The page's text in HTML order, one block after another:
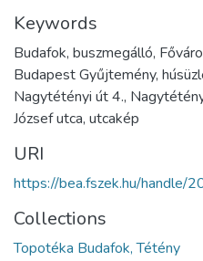
Keywords
Budafok, buszmegálló,
Budapest Gyűjtemény,
Nagytétényi út 4.,
József utca, utcakép
URI
https://bea.fszek.hu/
Collections
Topotéka Budafok, Tétény